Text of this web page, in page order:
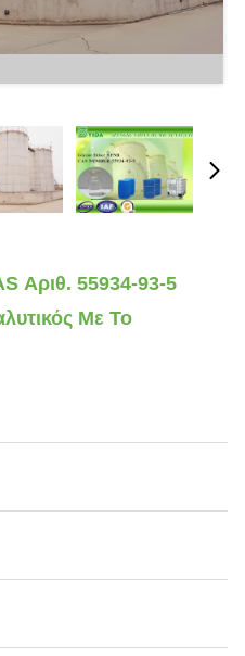
Αριθ. 55934-93-5
Με Το